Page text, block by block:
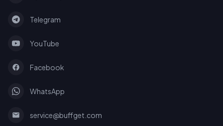
Telegram
YouTube
Facebook
WhatsApp
service@buffget.com